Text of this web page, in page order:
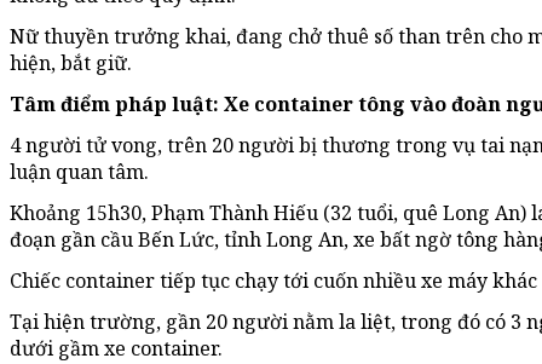
Nữ thuyền trưởng khai, đang chở thuê số than trên cho
hiện, bắt giữ.
Tâm điểm pháp luật: Xe container tông vào đoàn
4 người tử vong, trên 20 người bị thương trong vụ tai
luận quan tâm.
Khoảng 15h30, Phạm Thành Hiếu (32 tuổi, quê Long
đoạn gần cầu Bến Lức, tỉnh Long An, xe bất ngờ tông
Chiếc container tiếp tục chạy tới cuốn nhiều xe máy
Tại hiện trường, gần 20 người nằm la liệt, trong đó có 3
dưới gầm xe container.